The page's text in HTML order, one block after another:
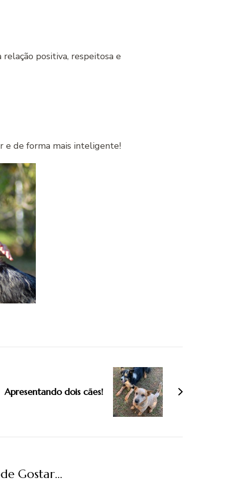
positiva, respeitosa e
e de forma mais inteligente!
Apresentando dois cães!
Gostar...